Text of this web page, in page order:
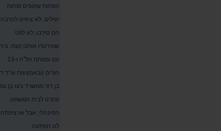
הפחות שקופים ופחות
יעילים. לא ציפינו
הם סירבו, לא לפני
שטירטרו אותנו קצת.
עם עמותת הל"ה ו-13
הורים (ובאמצעות עו"ד
בן דור ממשרד בעז בן
עתרנו לבית המשפט
המינהלי, אבל אז ציפתה
לנו הפתעה.